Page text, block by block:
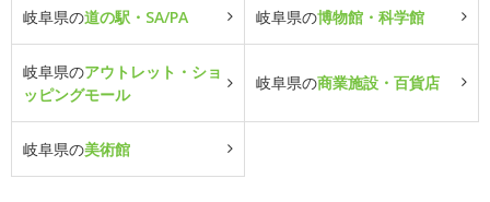
岐阜県の道の駅・SA/PA 岐阜県の博物館・科学館
岐阜県のアウトレット・ショ
ッピングモール
岐阜県の商業施設・百貨店
岐阜県の美術館